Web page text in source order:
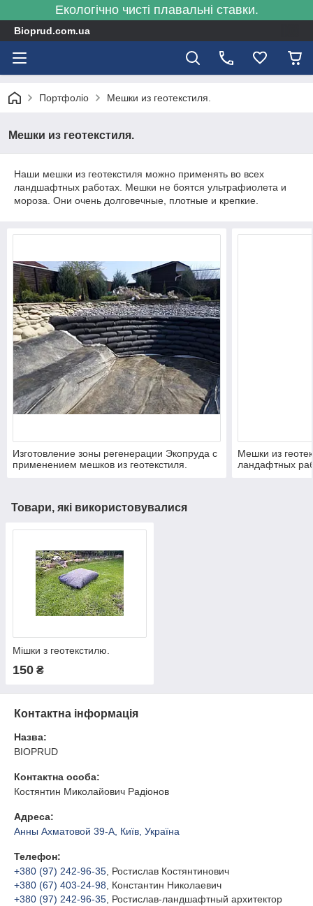
Екологічно чисті плавальні ставки.
Bioprud.com.ua
Портфоліо Мешки из геотекстиля.
Мешки из геотекстиля.
Наши мешки из геотекстиля можно применять во всех
ландшафтных работах. Мешки не боятся ультрафиолета и
мороза. Они очень долговечные, плотные и крепкие.
Изготовление зоны регенерации Экопруда с
применением мешков из геотекстиля.
Мешки из
ландафтных
Товари, які використовувалися
Мішки з геотекстилю.
150 ₴
Контактна інформація
Назва:
BIOPRUD
Контактна особа:
Костянтин Миколайович Радіонов
Адреса:
Анны Ахматовой 39-А, Київ, Україна
Телефон:
+380 (97) 242-96-35 , Ростислав Костянтинович
+380 (67) 403-24-98 , Константин Николаевич
+380 (97) 242-96-35 , Ростислав-ландшафтный архитектор